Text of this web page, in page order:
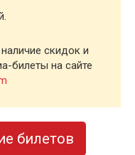
скидок и
билеты на сайте
билетов